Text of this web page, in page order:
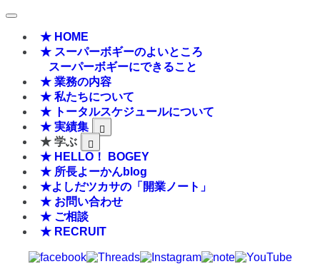
★ HOME
★ スーパーボギーのよいところ
スーパーボギーにできること
★ 業務の内容
★ 私たちについて
★ トータルスケジュールについて
★ 実績集
★ 学ぶ
★ HELLO！ BOGEY
★ 所長よーかんblog
★よしだツカサの「開業ノート」
★ お問い合わせ
★ ご相談
★ RECRUIT